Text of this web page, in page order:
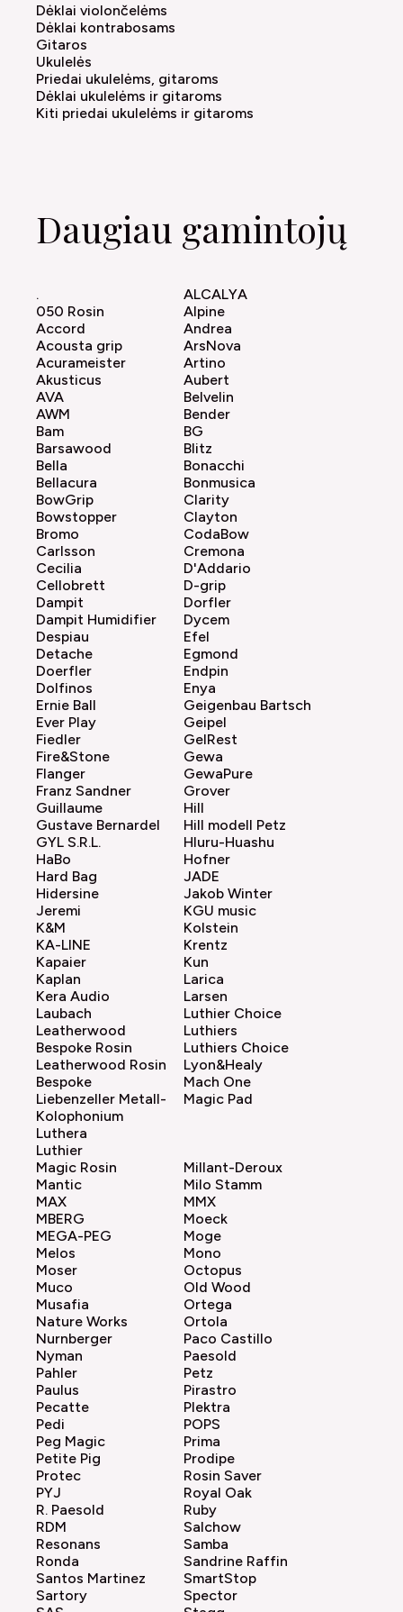
Dėklai violončelėms
Dėklai kontrabosams
Gitaros
Ukulelės
Priedai ukulelėms, gitaroms
Dėklai ukulelėms ir gitaroms
Kiti priedai ukulelėms ir gitaroms
Daugiau gamintojų
.
050 Rosin
Accord
Acousta grip
Acurameister
Akusticus
ALCALYA
Alpine
Andrea
ArsNova
Artino
Aubert
AVA
AWM
Bam
Barsawood
Bella
Bellacura
Belvelin
Bender
BG
Blitz
Bonacchi
Bonmusica
BowGrip
Bowstopper
Bromo
Carlsson
Cecilia
Cellobrett
Clarity
Clayton
CodaBow
Cremona
D'Addario
D-grip
Dampit
Dampit Humidifier
Despiau
Detache
Doerfler
Dolfinos
Dorfler
Dycem
Efel
Egmond
Endpin
Enya
Ernie Ball
Ever Play
Fiedler
Fire&Stone
Flanger
Franz Sandner
Geigenbau Bartsch
Geipel
GelRest
Gewa
GewaPure
Grover
Guillaume
Gustave Bernardel
GYL S.R.L.
HaBo
Hard Bag
Hidersine
Hill
Hill modell Petz
Hluru-Huashu
Hofner
JADE
Jakob Winter
Jeremi
K&M
KA-LINE
Kapaier
Kaplan
Kera Audio
KGU music
Kolstein
Krentz
Kun
Larica
Larsen
Laubach
Leatherwood
Bespoke Rosin
Leatherwood Rosin
Bespoke
Liebenzeller Metall-
Kolophonium
Luthera
Luthier
Luthier Choice
Luthiers
Luthiers Choice
Lyon&Healy
Mach One
Magic Pad
Magic Rosin
Mantic
MAX
MBERG
MEGA-PEG
Melos
Millant-Deroux
Milo Stamm
MMX
Moeck
Moge
Mono
Moser
Muco
Musafia
Nature Works
Nurnberger
Nyman
Octopus
Old Wood
Ortega
Ortola
Paco Castillo
Paesold
Pahler
Paulus
Pecatte
Pedi
Peg Magic
Petite Pig
Petz
Pirastro
Plektra
POPS
Prima
Prodipe
Protec
PYJ
R. Paesold
RDM
Resonans
Ronda
Rosin Saver
Royal Oak
Ruby
Salchow
Samba
Sandrine Raffin
Santos Martinez
Sartory
SmartStop
Spector